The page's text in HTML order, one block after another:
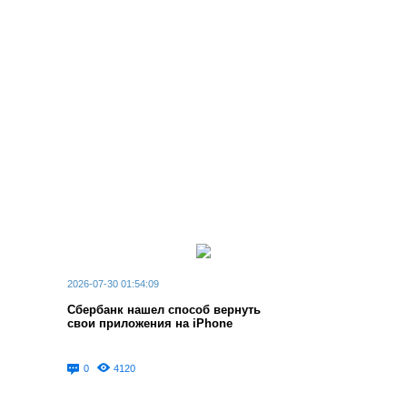
2026-07-30 01:54:09
Сбербанк нашел способ вернуть
свои приложения на iPhone
0 4120